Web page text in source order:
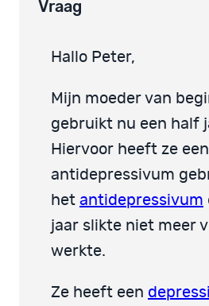
Vraag
Hallo Peter,
Mijn moeder van
gebruikt nu een half
Hiervoor heeft ze
antidepressivum
het antidepressivum
jaar slikte niet meer
werkte.
Ze heeft een